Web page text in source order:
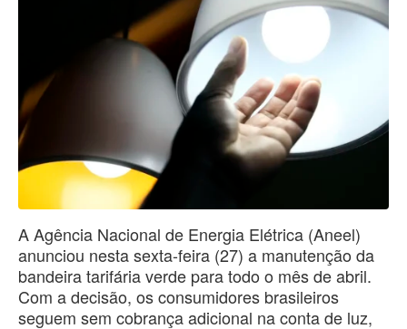
A Agência Nacional de Energia Elétrica (Aneel)
anunciou nesta sexta-feira (27) a manutenção da
bandeira tarifária verde para todo o mês de abril.
Com a decisão, os consumidores brasileiros
seguem sem cobrança adicional na conta de luz,